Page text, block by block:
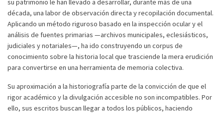
su patrimonio le han llevado a desarrollar, durante más de una
década, una labor de observación directa y recopilación documental.
Aplicando un método riguroso basado en la inspección ocular y el
análisis de fuentes primarias —archivos municipales, eclesiásticos,
judiciales y notariales—, ha ido construyendo un corpus de
conocimiento sobre la historia local que trasciende la mera erudición
para convertirse en una herramienta de memoria colectiva.
Su aproximación a la historiografía parte de la convicción de que el
rigor académico y la divulgación accesible no son incompatibles. Por
ello, sus escritos buscan llegar a todos los públicos, haciendo
Suscribirse Compartir